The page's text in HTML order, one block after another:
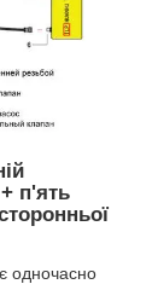
п'ять
одночасно